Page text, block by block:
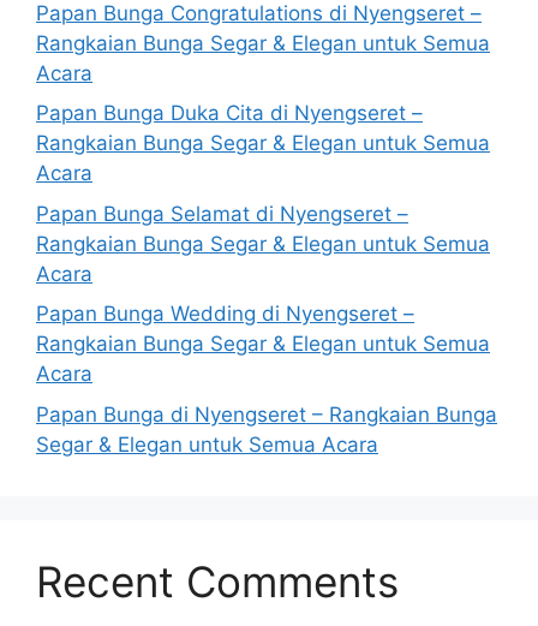
Papan Bunga Congratulations di Nyengseret –
Rangkaian Bunga Segar & Elegan untuk Semua
Acara
Papan Bunga Duka Cita di Nyengseret –
Rangkaian Bunga Segar & Elegan untuk Semua
Acara
Papan Bunga Selamat di Nyengseret –
Rangkaian Bunga Segar & Elegan untuk Semua
Acara
Papan Bunga Wedding di Nyengseret –
Rangkaian Bunga Segar & Elegan untuk Semua
Acara
Papan Bunga di Nyengseret – Rangkaian Bunga
Segar & Elegan untuk Semua Acara
Recent Comments